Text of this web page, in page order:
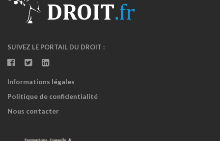
SUIVEZ LE PORTAIL DU DROIT :
Informations légales
Politique de confidentialité
Nous contacter